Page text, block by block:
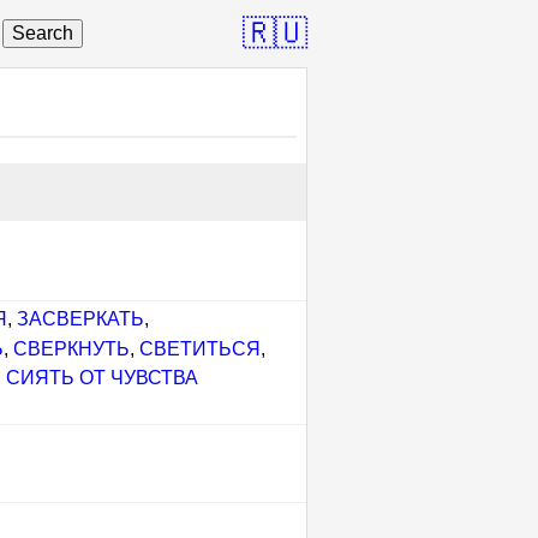
Search 🇷🇺
, ЗАСВЕРКАТЬ,
,СВЕРКНУТЬ,СВЕТИТЬСЯ ,
СИЯТЬ ОТ ЧУВСТВА